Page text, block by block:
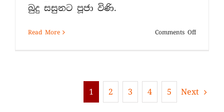
බුදු සසුනට පූජා විණි.
Read More Comments Offon
බුදු
1 2 3 4 5 Next